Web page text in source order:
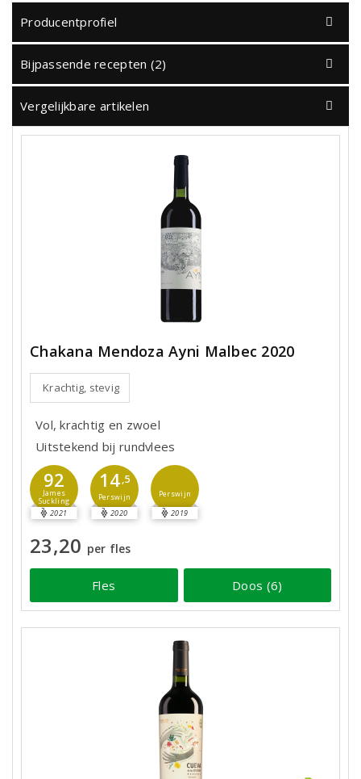
Producentprofiel
Bijpassende recepten (2)
Vergelijkbare artikelen
Chakana Mendoza Ayni Malbec 2020
Krachtig, stevig
Vol, krachtig en zwoel
Uitstekend bij rundvlees
92
James
Suckling
2021
14,5
Perswijn
2020
Perswijn
2019
23,20 per fles
Fles Doos (6)